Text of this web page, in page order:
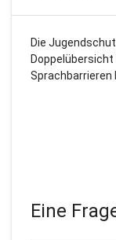
Die
Sprachbarrieren
Eine